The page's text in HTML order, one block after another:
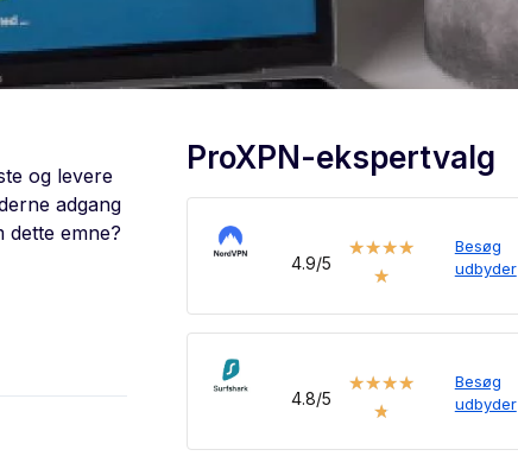
og levere
adgang
emne?
ProXPN-ekspertvalg
4.9/5
★★★★
★
Besøg
udbyder
4.8/5
★★★★
★
Besøg
udbyder